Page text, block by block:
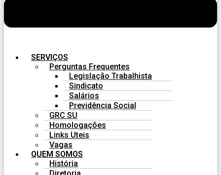
SERVIÇOS
Perguntas Frequentes
Legislação Trabalhista
Sindicato
Salários
Previdência Social
GRC SU
Homologações
Links Uteis
Vagas
QUEM SOMOS
História